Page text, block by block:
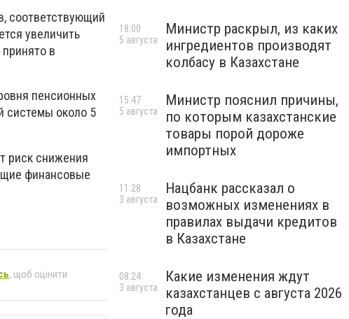
соответствующий
увеличить
в
пенсионных
системы около 5
риск снижения
финансовые
, щоб оцінити
Министр раскрыл, из каких
ингредиентов производят
колбасу в Казахстане
18:00
5 августа
Министр пояснил причины,
по которым казахстанские
товары порой дороже
импортных
15:47
5 августа
Нацбанк рассказал о
возможных изменениях в
правилах выдачи кредитов
в Казахстане
11:28
3 августа
Какие изменения ждут
казахстанцев с августа 2026
года
08:24
3 августа